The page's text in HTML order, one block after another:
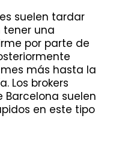
suelen tardar
tener una
por parte de
más hasta la
Los brokers
Barcelona suelen
en este tipo